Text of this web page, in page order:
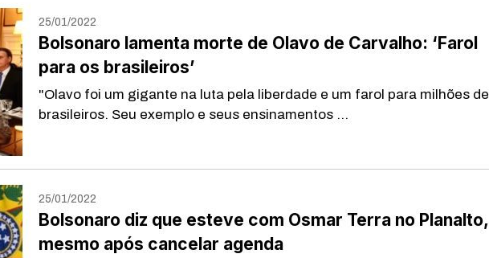
25/01/2022
Bolsonaro lamenta morte de Olavo de Carvalho: ‘Farol
para os brasileiros’
"Olavo foi um gigante na luta pela liberdade e um farol para milhões de
brasileiros. Seu exemplo e seus ensinamentos ...
25/01/2022
Bolsonaro diz que esteve com Osmar Terra no Planalto,
mesmo após cancelar agenda